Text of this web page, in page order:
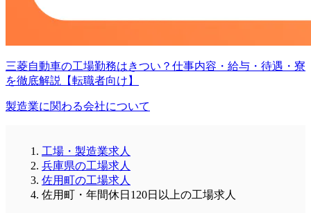
三菱自動車の工場勤務はきつい？仕事内容・給与・待遇・寮
を徹底解説【転職者向け】
製造業に関わる会社について
工場・製造業求人
兵庫県の工場求人
佐用町の工場求人
佐用町・年間休日120日以上の工場求人